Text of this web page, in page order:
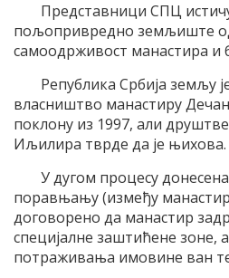
Представници СПЦ
пољопривредно земљиште
самоодрживост манастира и
Република Србија земљу
власништво манастиру
поклону из 1997, али
Иљилира тврде да је њихова.
У дугом процесу
поравњању (између
договорено да манастир
специјалне заштићене зоне,
потраживања имовине ван